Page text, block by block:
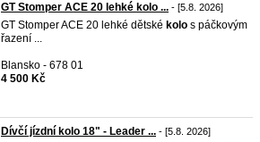
GT Stomper ACE 20 lehké kolo ... - [5.8. 2026]
GT Stomper ACE 20 lehké dětské kolo s páčkovým
řazení ...
Blansko - 678 01
4 500 Kč
Dívčí jízdní kolo 18" - Leader ... - [5.8. 2026]